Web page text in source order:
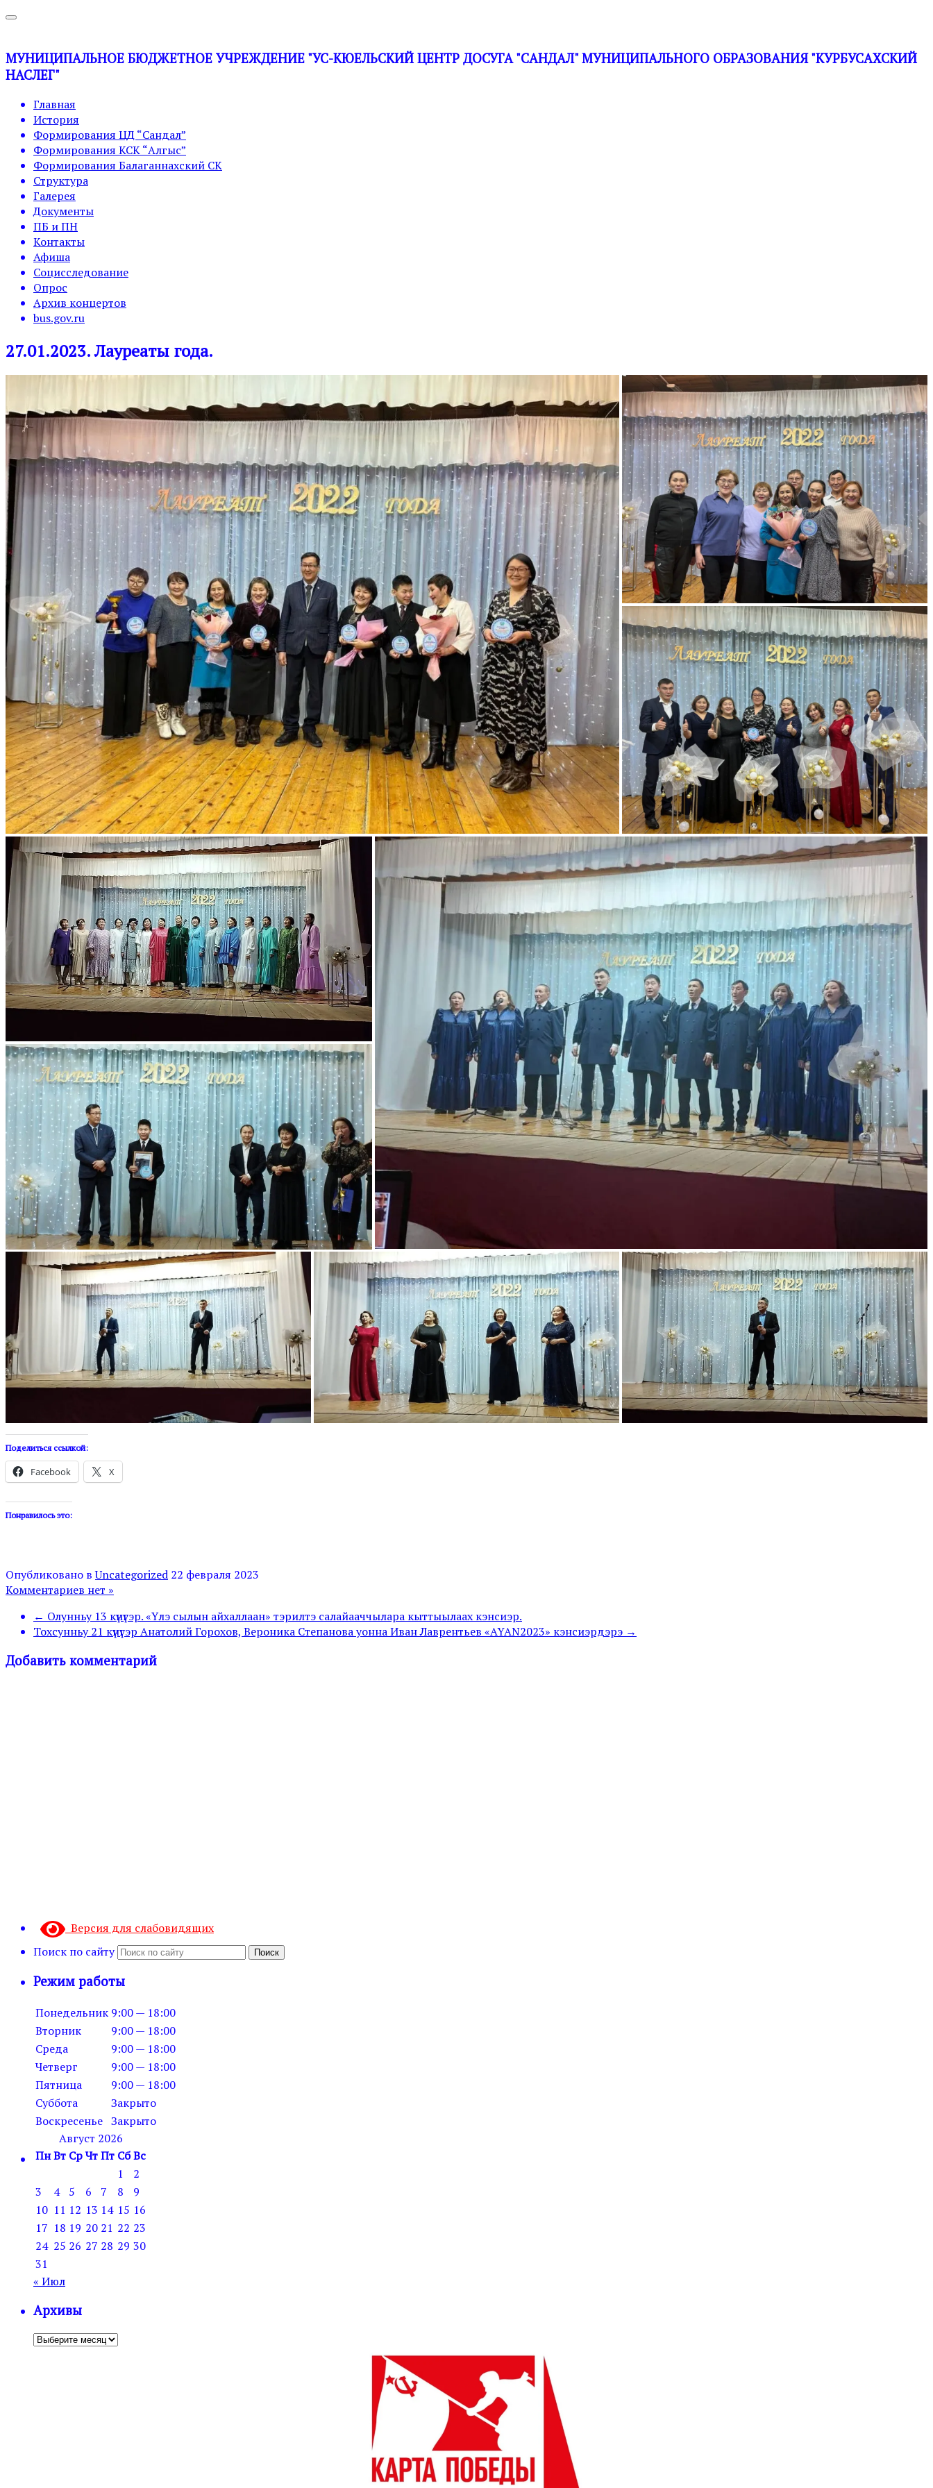
МУНИЦИПАЛЬНОЕ БЮДЖЕТНОЕ УЧРЕЖДЕНИЕ "УС-КЮЕЛЬСКИЙ ЦЕНТР ДОСУГА "САНДАЛ" МУНИЦИПАЛЬНОГО ОБРАЗОВАНИЯ "КУРБУСАХСКИЙ
НАСЛЕГ"
Главная
История
Формирования ЦД “Сандал”
Формирования КСК “Алгыс”
Формирования Балаганнахский СК
Структура
Галерея
Документы
ПБ и ПН
Контакты
Афиша
Социсследование
Опрос
Архив концертов
bus.gov.ru
27.01.2023. Лауреаты года.
Поделиться ссылкой:
Facebook X
Понравилось это:
Опубликовано вUncategorized 22 февраля 2023
Комментариев нет »
← Олунньу 13 күнүгэр. «Үлэ сылын айхаллаан» тэрилтэ салайааччылара кыттыылаах кэнсиэр.
Тохсунньу 21 күнүгэр Анатолий Горохов, Вероника Степанова уонна Иван Лаврентьев «AYAN2023» кэнсиэрдэрэ →
Добавить комментарий
Версия для слабовидящих
Поиск по сайту
Поиск
Режим работы
Понедельник 9:00 — 18:00
Вторник
9:00 — 18:00
Среда
9:00 — 18:00
Четверг
9:00 — 18:00
Пятница
9:00 — 18:00
Суббота
Закрыто
Воскресенье Закрыто
Август 2026
ПнВт СрЧтПт СбВс
1
2
3
4 5 6 7 8
9
10 11 12 13 14 15 16
17 18 19 20 21 22 23
24 25 26 27 28 29 30
31
« Июл
Архивы
Архивы